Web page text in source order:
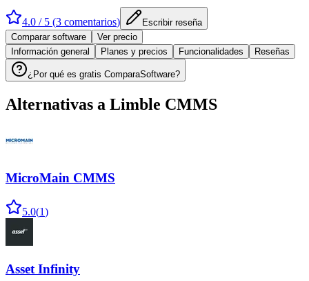
4.0 / 5 (3 comentarios)
Escribir reseña
Comparar software
Ver precio
Información general
Planes y precios Funcionalidades Reseñas
¿Por qué es gratis ComparaSoftware?
Alternativas a Limble CMMS
MicroMain CMMS
5.0(1)
Asset Infinity